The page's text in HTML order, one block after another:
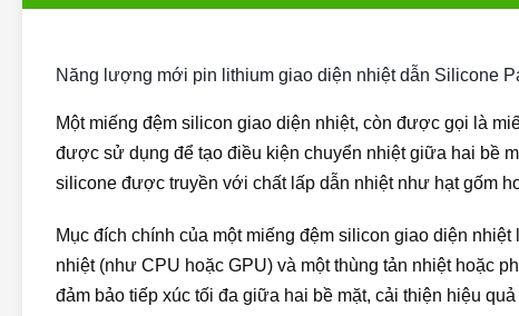
Năng lượng mới pin lithium giao diện nhiệt dẫn Silicone
Một miếng đệm silicon giao diện nhiệt, còn được gọi là
được sử dụng để tạo điều kiện chuyển nhiệt giữa hai bề
silicone được truyền với chất lấp dẫn nhiệt như hạt gốm
Mục đích chính của một miếng đệm silicon giao diện
nhiệt (như CPU hoặc GPU) và một thùng tản nhiệt hoặc
đảm bảo tiếp xúc tối đa giữa hai bề mặt, cải thiện hiệu